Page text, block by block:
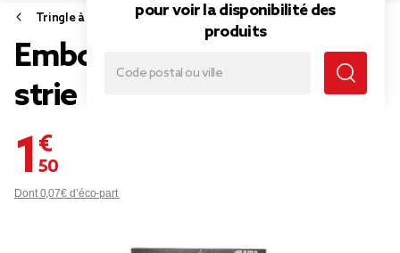
pour voir la disponibilité des
produits
Tringle à rideau
Embouts X2 Bois Cylindre
strie
1,50 €
Dont 0,07€ d’éco-part